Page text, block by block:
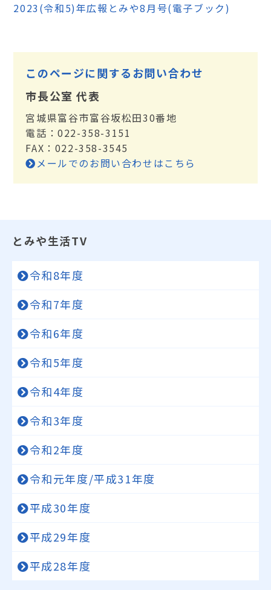
2023(令和5)年広報とみや8月号(電子ブック)
このページに関するお問い合わせ
市長公室 代表
宮城県富谷市富谷坂松田30番地
電話：022-358-3151
FAX：022-358-3545
メールでのお問い合わせはこちら
とみや生活TV
令和8年度
令和7年度
令和6年度
令和5年度
令和4年度
令和3年度
令和2年度
令和元年度/平成31年度
平成30年度
平成29年度
平成28年度